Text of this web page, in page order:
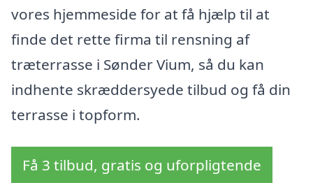
vores hjemmeside for at få hjælp til at
finde det rette firma til rensning af
træterrasse i Sønder Vium, så du kan
indhente skræddersyede tilbud og få din
terrasse i topform.
Få 3 tilbud, gratis og uforpligtende